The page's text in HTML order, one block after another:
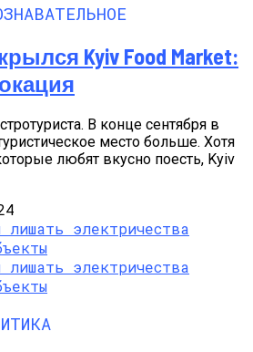
Kyiv Food Market:
В конце сентября в
место больше. Хотя
любят вкусно поесть, Kyiv